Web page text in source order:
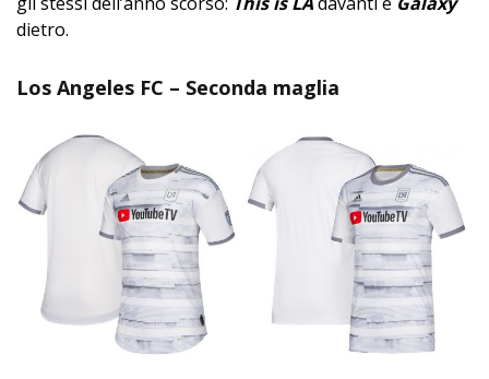
dietro.
Los Angeles FC – Seconda maglia